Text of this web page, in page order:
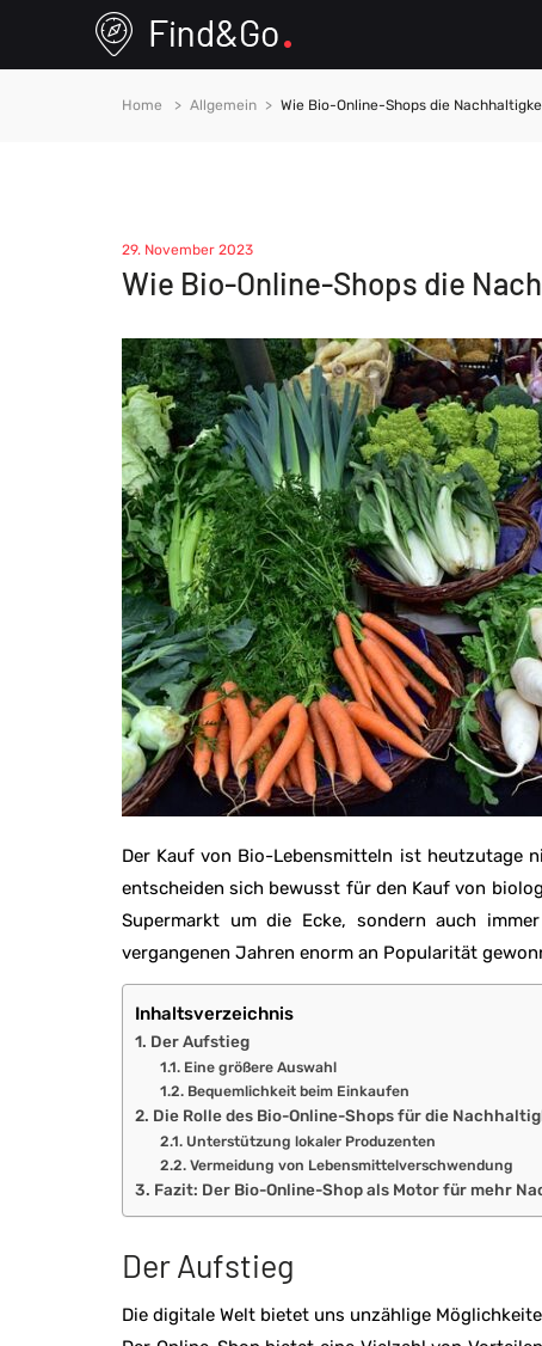
Home Allgemein Wie Bio-Online-Shops die
29. November 2023
Wie Bio-Online-Shops die
Der Kauf von Bio-Lebensmitteln ist heutzutage
entscheiden sich bewusst für den Kauf von
Supermarkt um die Ecke, sondern auch
vergangenen Jahren enorm an Popularität
Inhaltsverzeichnis
Der Aufstieg
Eine größere Auswahl
Bequemlichkeit beim Einkaufen
Die Rolle des Bio-Online-Shops für die
Unterstützung lokaler Produzenten
Vermeidung von Lebensmittelverschwendung
Fazit: Der Bio-Online-Shop als Motor für mehr
Der Aufstieg
Die digitale Welt bietet uns unzählige